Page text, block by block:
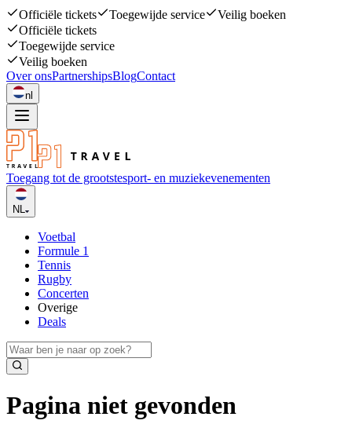
Officiële tickets Toegewijde service
Veilig boeken
Officiële tickets
Toegewijde service
Veilig boeken
Over onsPartnershipsBlogContact
nl
Toegang tot de grootstesport- en muziekevenementen
NL
Voetbal
Formule 1
Tennis
Rugby
Concerten
Overige
Deals
Pagina niet gevonden